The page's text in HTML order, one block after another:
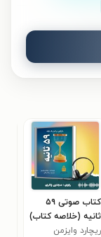
کتاب صوتی ۵۹
ثانیه (خلاصه کتاب)
ریچارد وایزمن